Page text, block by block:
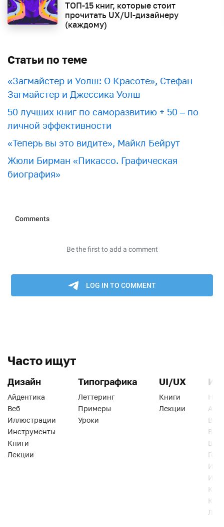
ТОП-15 книг, которые стоит
прочитать UX/UI-дизайнеру
(каждому)
Статьи по теме
«Загмайстер и Уолш: О Красоте», Стефан
Загмайстер и Джессика Уолш
50 лучших книг по саморазвитию + 50 – по
личной эффективности
«Теперь вы это видите», Майкл Бейрут
Жюли Бирман «Пикассо. Графическая
биография»
Часто ищут
Дизайн
Айдентика
Веб
Иллюстрации
Инструменты
Книги
Лекции
Типографика
Леттеринг
Примеры
Уроки
UI/UX
Книги
Лекции
Веб